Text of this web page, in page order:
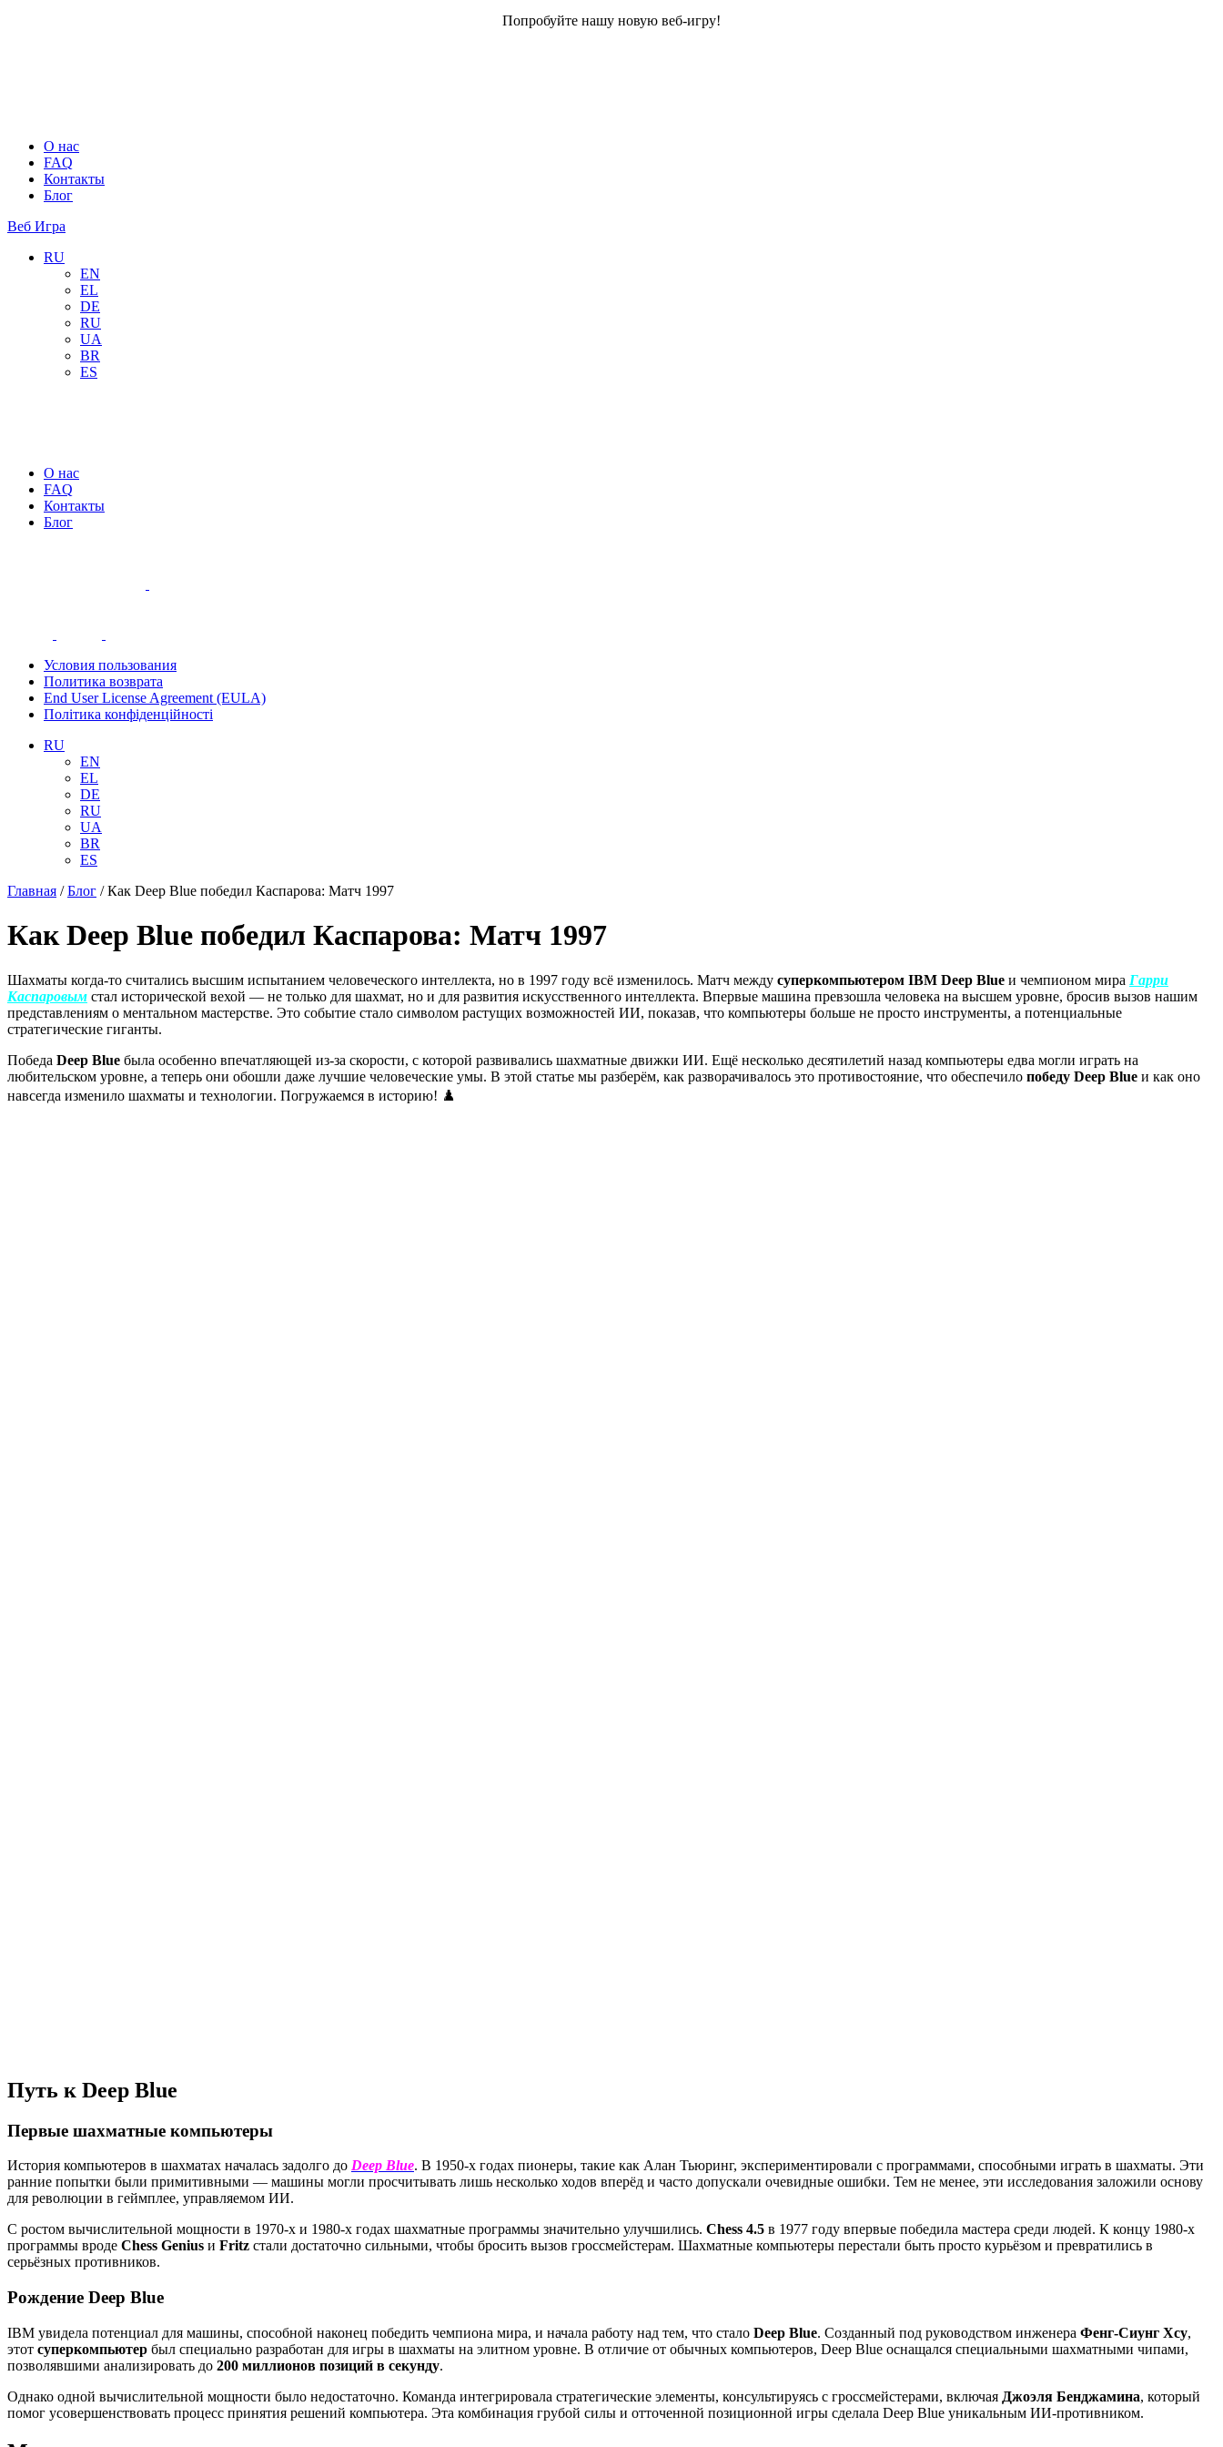
Попробуйте нашу новую веб-игру!
О нас
FAQ
Контакты
Блог
Веб Игра
RU
EN
EL
DE
RU
UA
BR
ES
О нас
FAQ
Контакты
Блог
Условия пользования
Политика возврата
End User License Agreement (EULA)
Політика конфіденційності
RU
EN
EL
DE
RU
UA
BR
ES
Главная /Блог /Как Deep Blue победил Каспарова: Матч 1997
Как Deep Blue победил Каспарова: Матч 1997
Шахматы когда-то считались высшим испытанием человеческого интеллекта, но в 1997 году всё изменилось. Матч между суперкомпьютером IBM Deep Blue и чемпионом мира Гарри
Каспаровым стал исторической вехой — не только для шахмат, но и для развития искусственного интеллекта. Впервые машина превзошла человека на высшем уровне, бросив вызов нашим
представлениям о ментальном мастерстве. Это событие стало символом растущих возможностей ИИ, показав, что компьютеры больше не просто инструменты, а потенциальные
стратегические гиганты.
Победа Deep Blue была особенно впечатляющей из-за скорости, с которой развивались шахматные движки ИИ. Ещё несколько десятилетий назад компьютеры едва могли играть на
любительском уровне, а теперь они обошли даже лучшие человеческие умы. В этой статье мы разберём, как разворачивалось это противостояние, что обеспечило победу Deep Blue и как оно
навсегда изменило шахматы и технологии. Погружаемся в историю! ♟️
Путь к Deep Blue
Первые шахматные компьютеры
История компьютеров в шахматах началась задолго до Deep Blue. В 1950-х годах пионеры, такие как Алан Тьюринг, экспериментировали с программами, способными играть в шахматы. Эти
ранние попытки были примитивными — машины могли просчитывать лишь несколько ходов вперёд и часто допускали очевидные ошибки. Тем не менее, эти исследования заложили основу
для революции в геймплее, управляемом ИИ.
С ростом вычислительной мощности в 1970-х и 1980-х годах шахматные программы значительно улучшились. Chess 4.5 в 1977 году впервые победила мастера среди людей. К концу 1980-х
программы вроде Chess Genius и Fritz стали достаточно сильными, чтобы бросить вызов гроссмейстерам. Шахматные компьютеры перестали быть просто курьёзом и превратились в
серьёзных противников.
Рождение Deep Blue
IBM увидела потенциал для машины, способной наконец победить чемпиона мира, и начала работу над тем, что стало Deep Blue. Созданный под руководством инженера Фенг-Сиунг Хсу,
этот суперкомпьютер был специально разработан для игры в шахматы на элитном уровне. В отличие от обычных компьютеров, Deep Blue оснащался специальными шахматными чипами,
позволявшими анализировать до 200 миллионов позиций в секунду.
Однако одной вычислительной мощности было недостаточно. Команда интегрировала стратегические элементы, консультируясь с гроссмейстерами, включая Джоэля Бенджамина, который
помог усовершенствовать процесс принятия решений компьютера. Эта комбинация грубой силы и отточенной позиционной игры сделала Deep Blue уникальным ИИ-противником.